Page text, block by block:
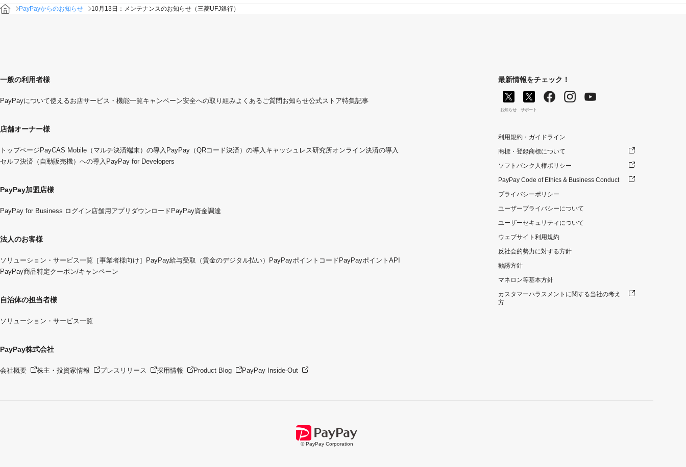
PayPayからのお知らせ 10月13日：メンテナンスのお知らせ（三菱UFJ銀行）
一般の利用者様
PayPayについて使えるお店サービス・機能一覧キャンペーン安全への取り組みよくあるご質問お知らせ公式ストア特集記事
店舗オーナー様
トップページ PayCAS Mobile（マルチ決済端末）の導入 PayPay（QRコード決済）の導入 キャッシュレス研究所オンライン決済の導入
セルフ決済（自動販売機）への導入 PayPay for Developers
PayPay加盟店様
PayPay for Business ログイン 店舗用アプリダウンロード PayPay資金調達
法人のお客様
ソリューション・サービス一覧 ［事業者様向け］PayPay給与受取（賃金のデジタル払い） PayPayポイントコード PayPayポイントAPI
PayPay商品特定クーポン/キャンペーン
自治体の担当者様
ソリューション・サービス一覧
PayPay株式会社
会社概要 株主・投資家情報 プレスリリース 採用情報 Product Blog PayPay Inside-Out
最新情報をチェック！
お知らせ サポート
利用規約・ガイドライン
商標・登録商標について
ソフトバンク人権ポリシー
PayPay Code of Ethics & Business Conduct
プライバシーポリシー
ユーザープライバシーについて
ユーザーセキュリティについて
ウェブサイト利用規約
反社会的勢力に対する方針
勧誘方針
マネロン等基本方針
カスタマーハラスメントに関する当社の考え
方
© PayPay Corporation